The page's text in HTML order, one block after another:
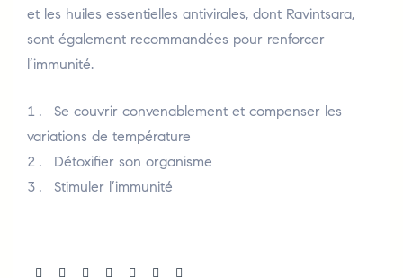
et les huiles essentielles antivirales, dont Ravintsara,
sont également recommandées pour renforcer
l’immunité.
Se couvrir convenablement et compenser les
variations de température
Détoxifier son organisme
Stimuler l’immunité